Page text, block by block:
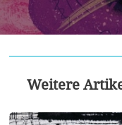
Weitere